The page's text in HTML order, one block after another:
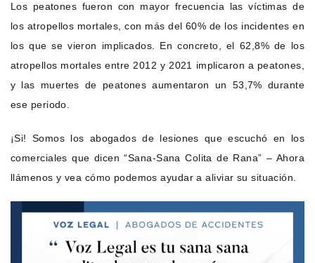
Los peatones fueron con mayor frecuencia las víctimas de
los atropellos mortales, con más del 60% de los incidentes en
los que se vieron implicados. En concreto, el 62,8% de los
atropellos mortales entre 2012 y 2021 implicaron a peatones,
y las muertes de peatones aumentaron un 53,7% durante
ese periodo.
¡Si! Somos los abogados de lesiones que escuchó en los
comerciales que dicen “Sana-Sana Colita de Rana” – Ahora
llámenos y vea cómo podemos ayudar a aliviar su situación.